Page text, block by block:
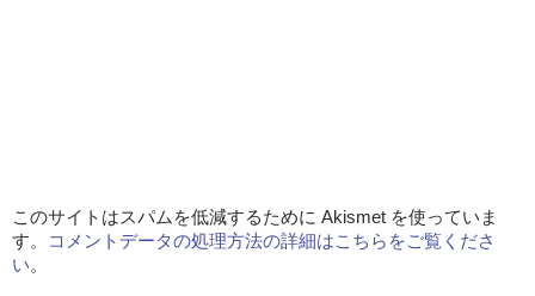
このサイトはスパムを低減するために Akismet を使っていま
す。
コメントデータの処理方法の詳細はこちらをご覧くださ
い。